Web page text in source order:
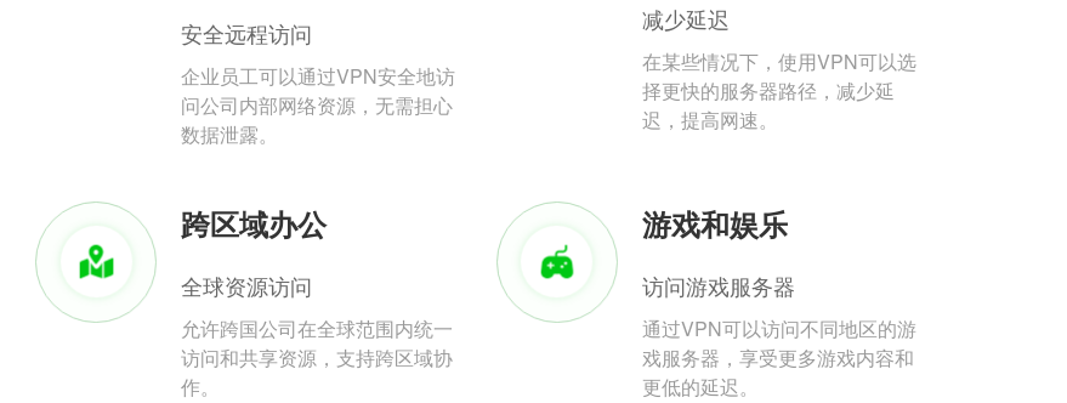
安全远程访问
企业员工可以通过VPN安全地访
问公司内部网络资源，无需担心
数据泄露。
减少延迟
在某些情况下，使用VPN可以选
择更快的服务器路径，减少延
迟，提高网速。
跨区域办公
全球资源访问
允许跨国公司在全球范围内统一
访问和共享资源，支持跨区域协
作。
游戏和娱乐
访问游戏服务器
通过VPN可以访问不同地区的游
戏服务器，享受更多游戏内容和
更低的延迟。